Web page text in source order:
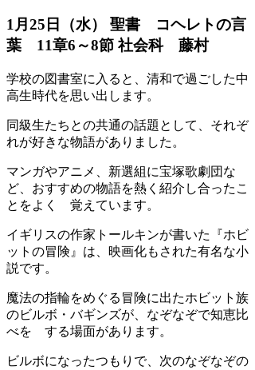
1月25日（水） 聖書 コヘレトの言
葉 11章6～8節 社会科 藤村
学校の図書室に入ると、清和で過ごした中
高生時代を思い出します。
同級生たちとの共通の話題として、それぞ
れが好きな物語がありました。
マンガやアニメ、新選組に宝塚歌劇団な
ど、おすすめの物語を熱く紹介し合ったこ
とをよく 覚えています。
イギリスの作家トールキンが書いた『ホビ
ットの冒険』は、映画化もされた有名な小
説です。
魔法の指輪をめぐる冒険に出たホビット族
のビルボ・バギンズが、なぞなぞで知恵比
べを する場面があります。
ビルボになったつもりで、次のなぞなぞの